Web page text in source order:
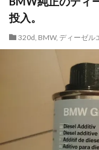
投入。
320d, BMW, ディーゼル